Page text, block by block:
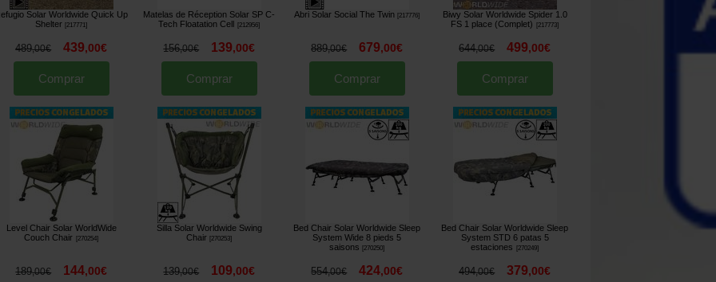
Solar Worldwide Quick Up
Shelter [217771]
489,00€ 439,00€
Comprar
Matelas de Réception Solar SP C-
Tech Floatation Cell
212956]
156,00€ 139,00€
Comprar
Abri Solar Social The Twin [217776]
889,00€ 679,00€
Comprar
Biwy Solar Worldwide Spider 1.0
FS 1 place (Complet)
217773]
644,00€ 499,00€
Comprar
Level Chair Solar WorldWide
Couch Chair
270254]
189,00€ 144,00€
Silla Solar Worldwide Swing
Chair [270253]
139,00€ 109,00€
Bed Chair Solar Worldwide Sleep
System Wide 8 pieds 5
saisons
[270250]
554,00€ 424,00€
Bed Chair Solar Worldwide Sleep
System STD 6 patas 5
estaciones
270249]
494,00€ 379,00€